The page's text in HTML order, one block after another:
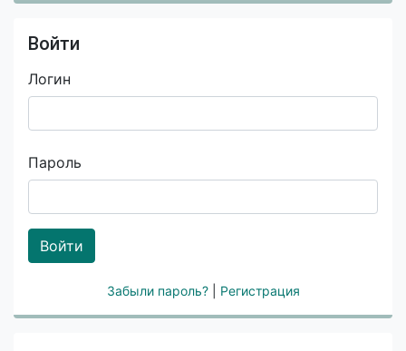
Войти
Логин
Пароль
Войти
Забыли пароль? Регистрация